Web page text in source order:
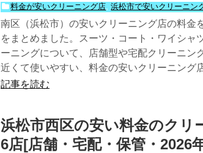
料金が安いクリーニング店 ,浜松市で安いクリーニン
南区（浜松市）の安いクリーニング店の料金
をまとめました。スーツ・コート・ワイシャ
ーニングについて、店舗型や宅配クリーニン
近くて使いやすい、料金の安いクリーニング
記事を読む
浜松市西区の安い料金のクリ
6店[店舗・宅配・保管・2026